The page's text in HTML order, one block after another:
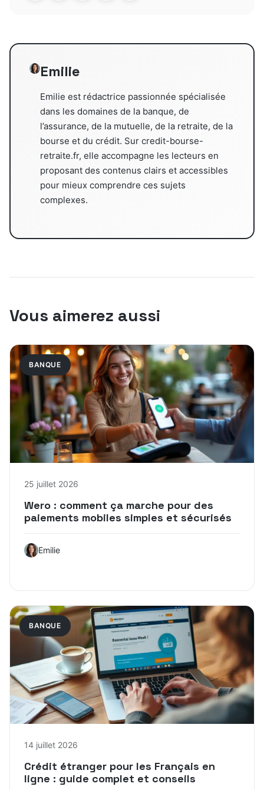
Emilie
Emilie est rédactrice passionnée spécialisée
dans les domaines de la banque, de
l’assurance, de la mutuelle, de la retraite, de la
bourse et du crédit. Sur credit-bourse-
retraite.fr, elle accompagne les lecteurs en
proposant des contenus clairs et accessibles
pour mieux comprendre ces sujets
complexes.
Vous aimerez aussi
BANQUE
25 juillet 2026
Wero : comment ça marche pour des
paiements mobiles simples et sécurisés
Emilie
BANQUE
14 juillet 2026
Crédit étranger pour les Français en
ligne : guide complet et conseils